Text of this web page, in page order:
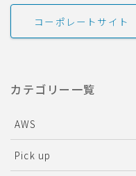
コーポレートサイト
カテゴリー一覧
AWS
Pick up